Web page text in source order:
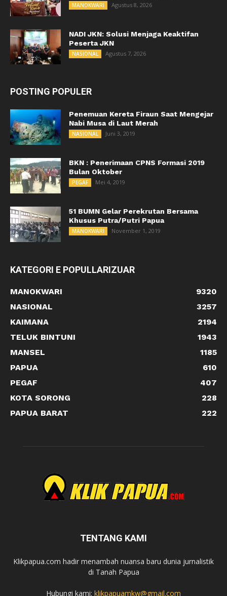
MANOKWARI Agustus 8, 2026
NADI JKN: Solusi Menjaga Keaktifan
Peserta JKN
NASIONAL Agustus 7, 2026
POSTING POPULER
Penemuan Kereta Firaun Saat Mengejar
Nabi Musa di Laut Merah
NASIONAL Juni 3, 2019
BKN : Penerimaan CPNS Formasi 2019
Bulan Oktober
PEGAF Mei 4, 2019
51 BUMN Gelar Perekrutan Bersama
Khusus Putra/Putri Papua
MANOKWARI November 1, 2019
KATEGORI E POPULLARIZUAR
MANOKWARI
9320
NASIONAL
3257
KAIMANA
2194
TELUK BINTUNI
1943
MANSEL
1185
PAPUA
610
PEGAF
407
KOTA SORONG
228
PAPUA BARAT
222
TENTANG KAMI
Klikpapua.com hadir menambah nuansa baru dunia jurnalistik
di Tanah Papua
Hubungi kami: klikpapuamkw@gmail.com